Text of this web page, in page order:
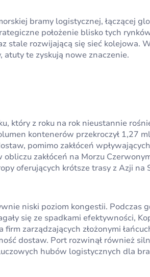
bramy logistycznej, łączącej
położenie blisko tych
stale rozwijającą się sieć kolejowa.
te zyskują nowe znaczenie.
który z roku na rok nieustannie
kontenerów przekroczył 1,27
pomimo zakłóceń
zakłóceń na Morzu
oferujących krótsze trasy z Azji na
niski poziom kongestii. Podczas
się ze spadkami efektywności,
zarządzających złożonymi
dostaw. Port rozwinął również
hubów logistycznych dla